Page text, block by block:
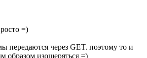
=)
передаются через GET. поэтому то и
образом изощеряться =)